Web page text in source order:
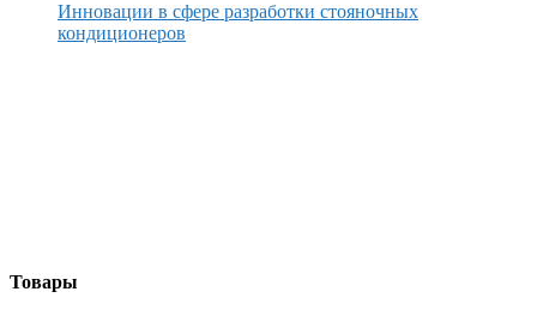
Инновации в сфере разработки стояночных
кондиционеров
Товары